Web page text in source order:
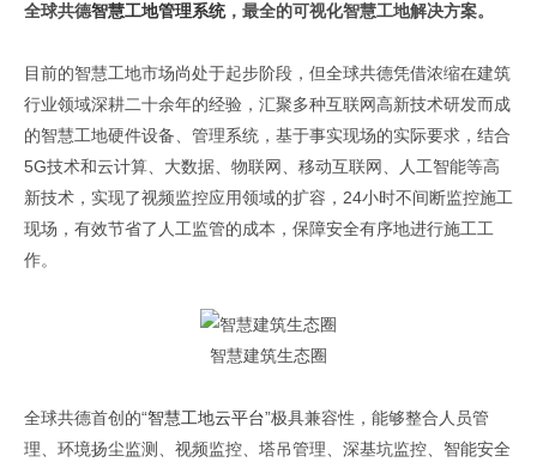
全球共德智慧工地管理系统，最全的可视化智慧工地解决方案。
目前的智慧工地市场尚处于起步阶段，但全球共德凭借浓缩在建筑
行业领域深耕二十余年的经验，汇聚多种互联网高新技术研发而成
的智慧工地硬件设备、管理系统，基于事实现场的实际要求，结合
5G技术和云计算、大数据、物联网、移动互联网、人工智能等高
新技术，实现了视频监控应用领域的扩容，24小时不间断监控施工
现场，有效节省了人工监管的成本，保障安全有序地进行施工工
作。
智慧建筑生态圈
全球共德首创的“智慧工地云平台”极具兼容性，能够整合人员管
理、环境扬尘监测、视频监控、塔吊管理、深基坑监控、智能安全